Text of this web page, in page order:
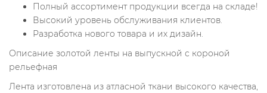
Полный ассортимент продукции всегда на складе!
Высокий уровень обслуживания клиентов.
Разработка нового товара и их дизайн.
Описание золотой ленты на выпускной с короной
рельефная
Лента изготовлена из атласной ткани высокого качества,